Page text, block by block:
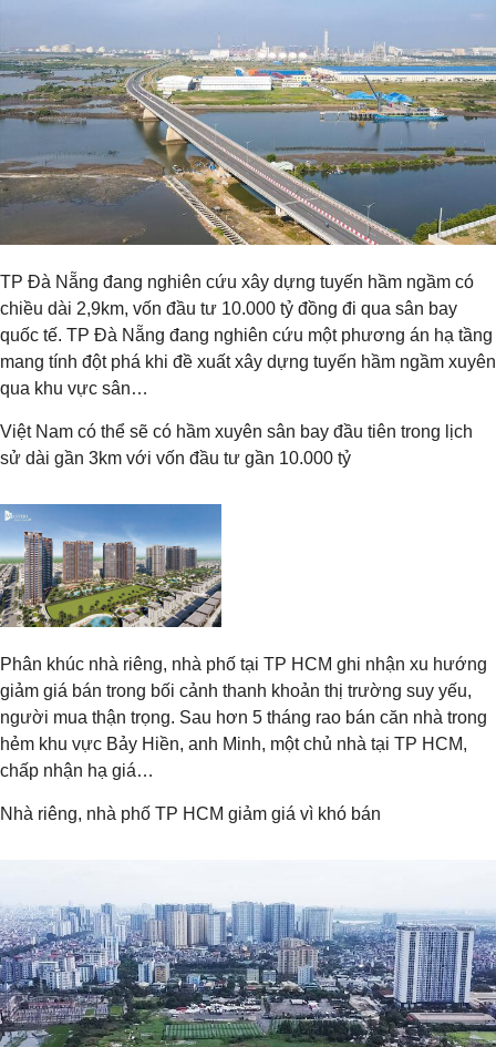
TP Đà Nẵng đang nghiên cứu xây dựng tuyến hầm ngầm có
chiều dài 2,9km, vốn đầu tư 10.000 tỷ đồng đi qua sân bay
quốc tế. TP Đà Nẵng đang nghiên cứu một phương án hạ tầng
mang tính đột phá khi đề xuất xây dựng tuyến hầm ngầm xuyên
qua khu vực sân…
Việt Nam có thể sẽ có hầm xuyên sân bay đầu tiên trong lịch
sử dài gần 3km với vốn đầu tư gần 10.000 tỷ
Phân khúc nhà riêng, nhà phố tại TP HCM ghi nhận xu hướng
giảm giá bán trong bối cảnh thanh khoản thị trường suy yếu,
người mua thận trọng. Sau hơn 5 tháng rao bán căn nhà trong
hẻm khu vực Bảy Hiền, anh Minh, một chủ nhà tại TP HCM,
chấp nhận hạ giá…
Nhà riêng, nhà phố TP HCM giảm giá vì khó bán